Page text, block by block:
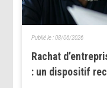
Rachat
: un dispositif
Publié le :08/06/2026